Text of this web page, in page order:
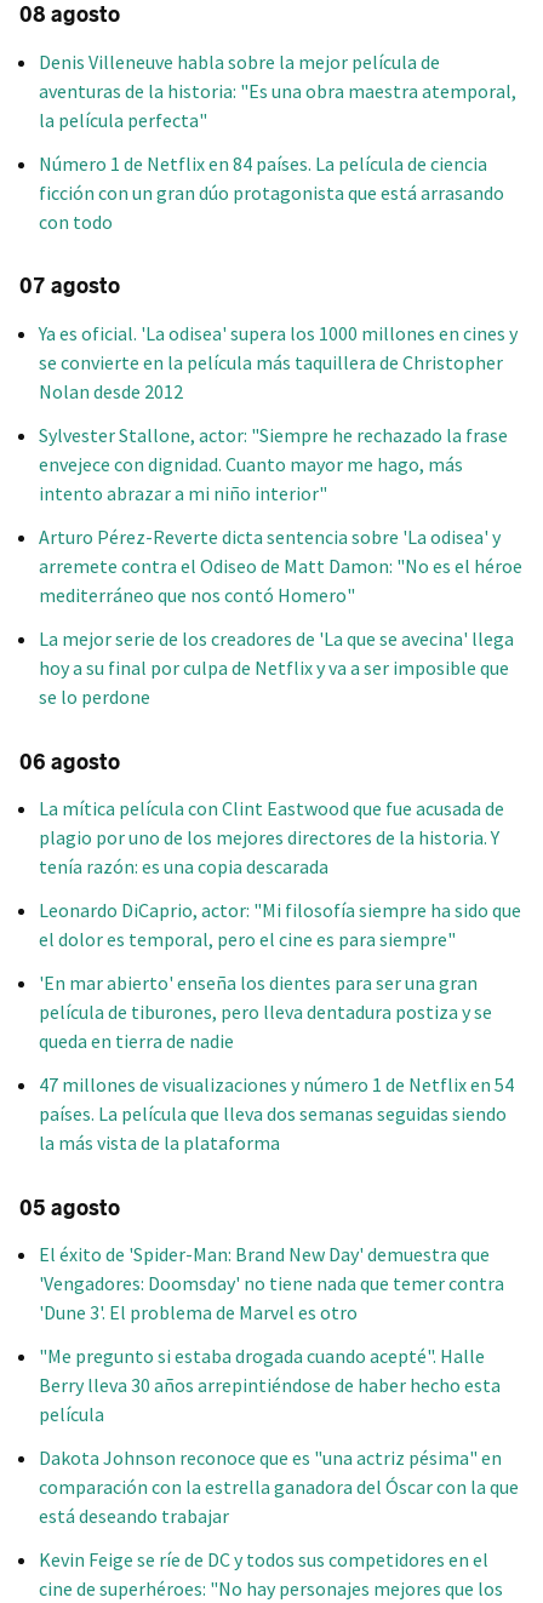
08 agosto
Denis Villeneuve habla sobre la mejor película de
aventuras de la historia: "Es una obra maestra atemporal,
la película perfecta"
Número 1 de Netflix en 84 países. La película de ciencia
ficción con un gran dúo protagonista que está arrasando
con todo
07 agosto
Ya es oficial. 'La odisea' supera los 1000 millones en cines y
se convierte en la película más taquillera de Christopher
Nolan desde 2012
Sylvester Stallone, actor: "Siempre he rechazado la frase
envejece con dignidad. Cuanto mayor me hago, más
intento abrazar a mi niño interior"
Arturo Pérez-Reverte dicta sentencia sobre 'La odisea' y
arremete contra el Odiseo de Matt Damon: "No es el héroe
mediterráneo que nos contó Homero"
La mejor serie de los creadores de 'La que se avecina' llega
hoy a su final por culpa de Netflix y va a ser imposible que
se lo perdone
06 agosto
La mítica película con Clint Eastwood que fue acusada de
plagio por uno de los mejores directores de la historia. Y
tenía razón: es una copia descarada
Leonardo DiCaprio, actor: "Mi filosofía siempre ha sido que
el dolor es temporal, pero el cine es para siempre"
'En mar abierto' enseña los dientes para ser una gran
película de tiburones, pero lleva dentadura postiza y se
queda en tierra de nadie
47 millones de visualizaciones y número 1 de Netflix en 54
países. La película que lleva dos semanas seguidas siendo
la más vista de la plataforma
05 agosto
El éxito de 'Spider-Man: Brand New Day' demuestra que
'Vengadores: Doomsday' no tiene nada que temer contra
'Dune 3'. El problema de Marvel es otro
"Me pregunto si estaba drogada cuando acepté". Halle
Berry lleva 30 años arrepintiéndose de haber hecho esta
película
Dakota Johnson reconoce que es "una actriz pésima" en
comparación con la estrella ganadora del Óscar con la que
está deseando trabajar
Kevin Feige se ríe de DC y todos sus competidores en el
cine de superhéroes: "No hay personajes mejores que los